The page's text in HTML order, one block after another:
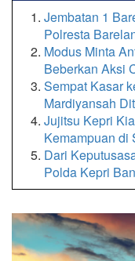
Jembatan 1
Polresta
Modus Minta
Beberkan Aksi
Sempat Kasar
Mardiyansah
Jujitsu Kepri
Kemampuan di
Dari
Polda Kepri